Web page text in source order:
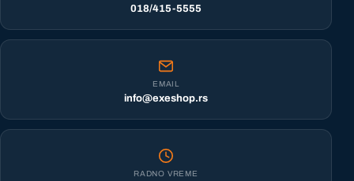
018/415-5555
EMAIL
info@exeshop.rs
RADNO VREME